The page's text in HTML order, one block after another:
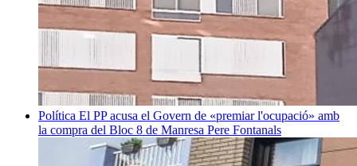
Política El PP acusa el Govern de «premiar l'ocupació» amb
la compra del Bloc 8 de Manresa Pere Fontanals